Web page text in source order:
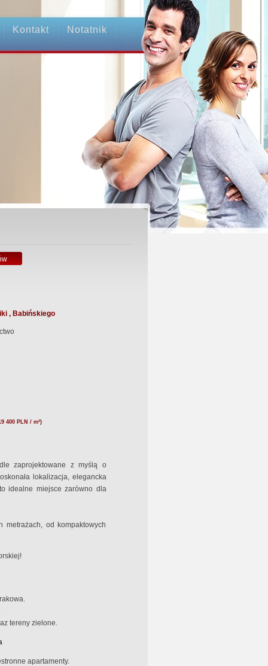
Kontakt Notatnik
, Babińskiego
400 PLN / m²)
zaprojektowane z myślą o
lokalizacja, elegancka
idealne miejsce zarówno dla
metrażach, od kompaktowych
tereny zielone.
apartamenty.